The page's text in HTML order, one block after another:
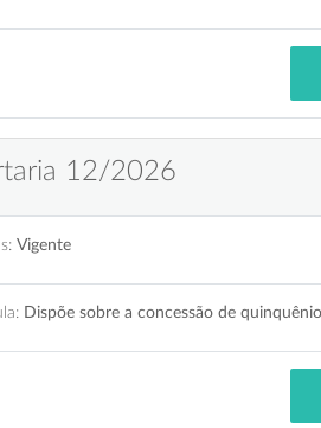
12/2026
Vigente
Dispõe sobre a concessão de